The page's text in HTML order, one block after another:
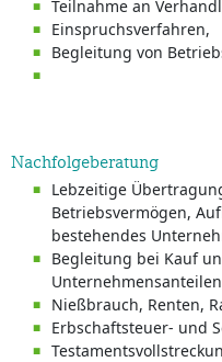
Teilnahme an
Einspruchsverfahren,
Begleitung von
Nachfolgeberatung
Lebzeitige
Betriebsvermögen,
bestehendes
Begleitung bei Kauf
Nießbrauch, Renten,
Erbschaftsteuer- und